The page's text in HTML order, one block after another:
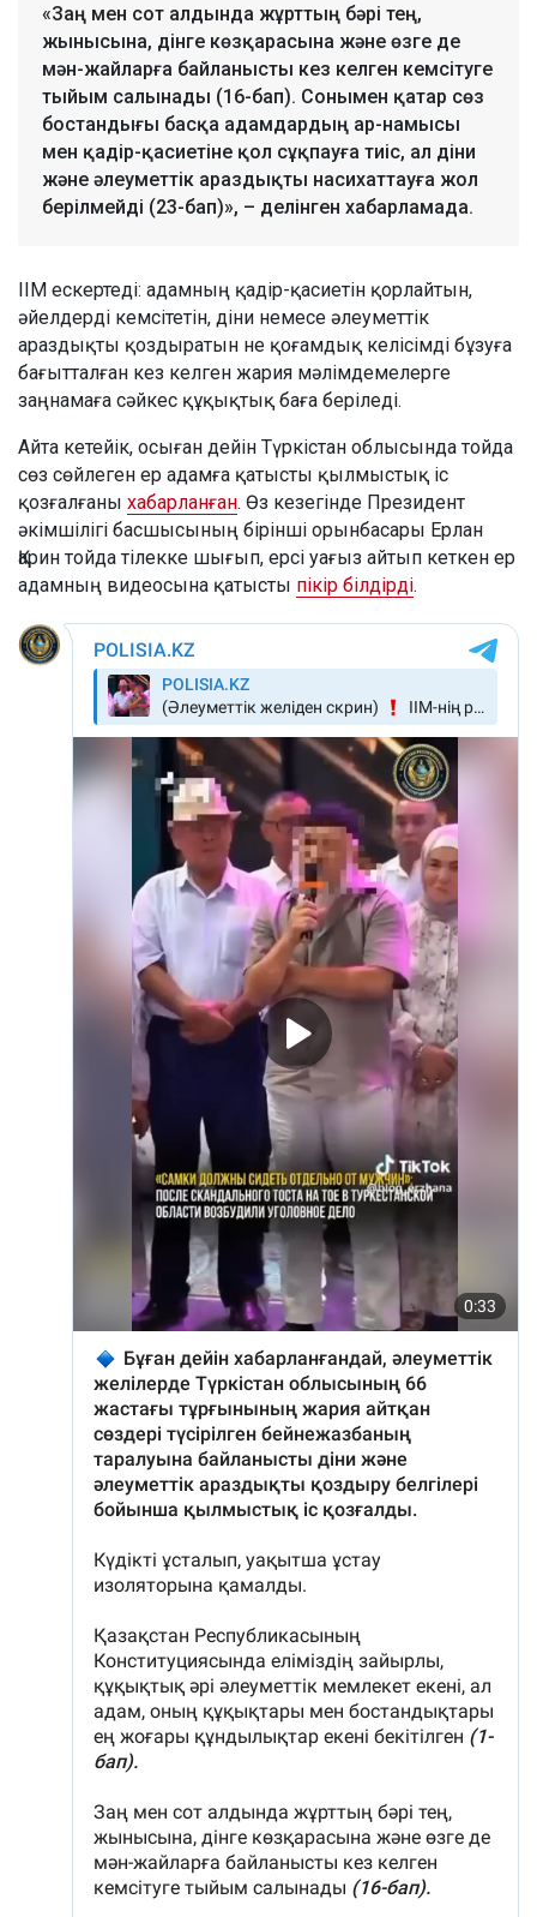
«Заң мен сот алдында жұрттың бәрі тең,
жынысына, дінге көзқарасына және өзге де
мән-жайларға байланысты кез келген кемсітуге
тыйым салынады (16-бап). Сонымен қатар сөз
бостандығы басқа адамдардың ар-намысы
мен қадір-қасиетіне қол сұқпауға тиіс, ал діни
және әлеуметтік араздықты насихаттауға жол
берілмейді (23-бап)», – делінген хабарламада.
ІІМ ескертеді: адамның қадір-қасиетін қорлайтын,
әйелдерді кемсітетін, діни немесе әлеуметтік
араздықты қоздыратын не қоғамдық келісімді бұзуға
бағытталған кез келген жария мәлімдемелерге
заңнамаға сәйкес құқықтық баға беріледі.
Айта кетейік, осыған дейін Түркістан облысында тойда
сөз сөйлеген ер адамға қатысты қылмыстық іс
қозғалғаны хабарланған. Өз кезегінде Президент
әкімшілігі басшысының бірінші орынбасары Ерлан
Қарин тойда тілекке шығып, ерсі уағыз айтып кеткен ер
адамның видеосына қатысты пікір білдірді.